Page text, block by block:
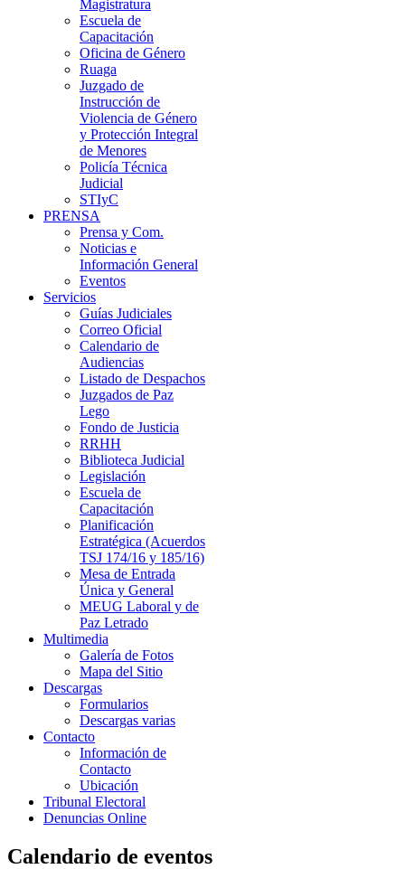
Magistratura
Escuela de
Capacitación
Oficina de Género
Ruaga
Juzgado de
Instrucción de
Violencia de Género
y Protección Integral
de Menores
Policía Técnica
Judicial
STIyC
PRENSA
Prensa y Com.
Noticias e
Información General
Eventos
Servicios
Guías Judiciales
Correo Oficial
Calendario de
Audiencias
Listado de Despachos
Juzgados de Paz
Lego
Fondo de Justicia
RRHH
Biblioteca Judicial
Legislación
Escuela de
Capacitación
Planificación
Estratégica (Acuerdos
TSJ 174/16 y 185/16)
Mesa de Entrada
Única y General
MEUG Laboral y de
Paz Letrado
Multimedia
Galería de Fotos
Mapa del Sitio
Descargas
Formularios
Descargas varias
Contacto
Información de
Contacto
Ubicación
Tribunal Electoral
Denuncias Online
Calendario de eventos